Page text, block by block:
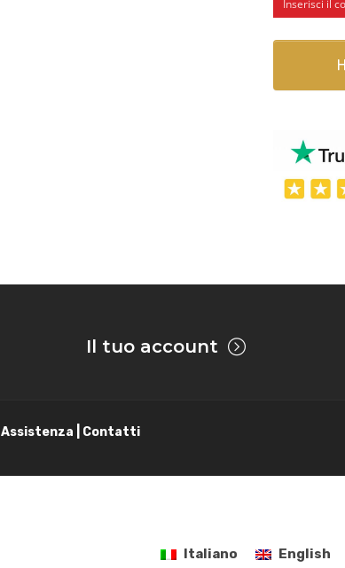
Il tuo account
Assistenza | Contatti
Italiano English